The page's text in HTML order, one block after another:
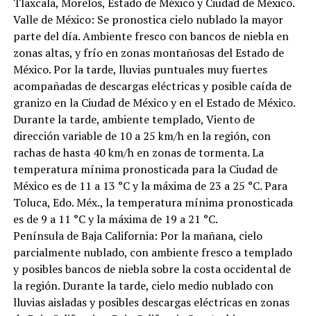
Valle de México: Se pronostica cielo nublado la mayor
parte del día. Ambiente fresco con bancos de niebla en
zonas altas, y frío en zonas montañosas del Estado de
México. Por la tarde, lluvias puntuales muy fuertes
acompañadas de descargas eléctricas y posible caída de
granizo en la Ciudad de México y en el Estado de México.
Durante la tarde, ambiente templado, Viento de
dirección variable de 10 a 25 km/h en la región, con
rachas de hasta 40 km/h en zonas de tormenta. La
temperatura mínima pronosticada para la Ciudad de
México es de 11 a 13 °C y la máxima de 23 a 25 °C. Para
Toluca, Edo. Méx., la temperatura mínima pronosticada
es de 9 a 11 °C y la máxima de 19 a 21 °C.
Península de Baja California: Por la mañana, cielo
parcialmente nublado, con ambiente fresco a templado
y posibles bancos de niebla sobre la costa occidental de
la región. Durante la tarde, cielo medio nublado con
lluvias aisladas y posibles descargas eléctricas en zonas